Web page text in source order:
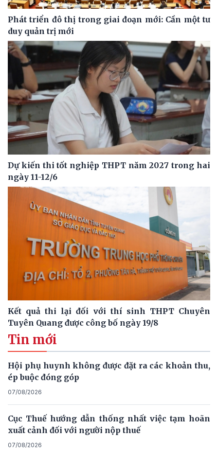
Phát triển đô thị trong giai đoạn mới: Cần một tư
duy quản trị mới
Dự kiến thi tốt nghiệp THPT năm 2027 trong hai
ngày 11-12/6
Kết quả thi lại đối với thí sinh THPT Chuyên
Tuyên Quang được công bố ngày 19/8
Tin mới
Hội phụ huynh không được đặt ra các khoản thu,
ép buộc đóng góp
07/08/2026
Cục Thuế hướng dẫn thống nhất việc tạm hoãn
xuất cảnh đối với người nộp thuế
07/08/2026